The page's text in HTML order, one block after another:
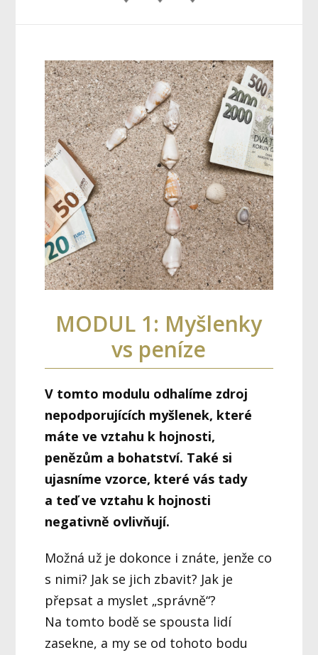
MODUL 1: Myšlenky
vs peníze
V tomto modulu odhalíme zdroj
nepodporujících myšlenek, které
máte ve vztahu k hojnosti,
penězům a bohatství. Také si
ujasníme vzorce, které vás tady
a teď ve vztahu k hojnosti
negativně ovlivňují.
Možná už je dokonce i znáte, jenže co
s nimi? Jak se jich zbavit? Jak je
přepsat a myslet „správně“?
Na tomto bodě se spousta lidí
zasekne, a my se od tohoto bodu